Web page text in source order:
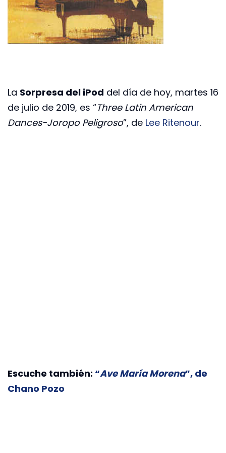
La Sorpresa del iPod del día de hoy, martes 16
de julio de 2019, es “Three Latin American
Dances-Joropo Peligroso”, de Lee Ritenour.
Escuche también: “Ave María Morena”, de
Chano Pozo